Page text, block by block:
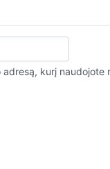
kurį naudojote